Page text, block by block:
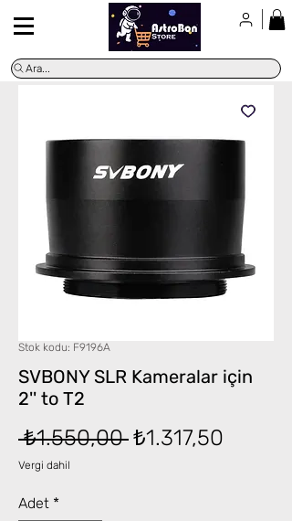
Ara...
Stok kodu: F9196A
SVBONY SLR Kameralar için
2'' to T2
₺1.550,00 Normal
₺1.317,50
Vergi dahil
Adet *